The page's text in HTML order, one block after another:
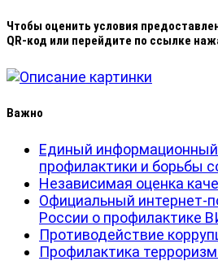
Чтобы оценить условия
QR-код или перейдите по ссылке
Важно
Единый информационный
профилактики и борьбы
Независимая оценка
Официальный интернет-
России о профилактике
Противодействие
Профилактика